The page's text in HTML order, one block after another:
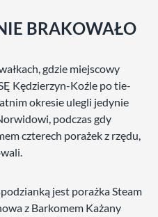
BRAKOWAŁO
gdzie miejscowy
Kędzierzyn-Koźle po tie-
okresie ulegli jedynie
podczas gdy
czterech porażek z rzędu,
jest porażka Steam
z Barkomem Każany